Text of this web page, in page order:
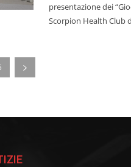
presentazione dei
Scorpion Health Club